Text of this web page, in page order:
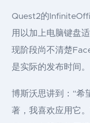
Quest2的
用以加上电脑键盘
现阶段尚不清楚
是实际的发布时间。
博斯沃思讲到：“希
著，我喜欢应用它